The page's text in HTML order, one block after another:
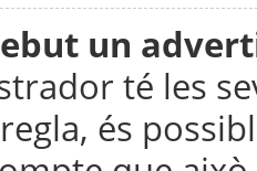
un
té les
és